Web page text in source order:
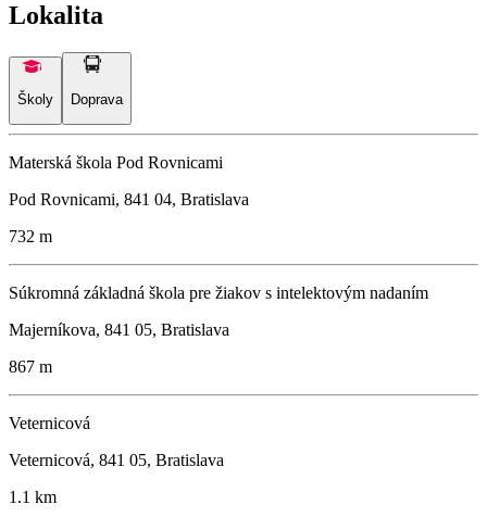
Lokalita
Školy Doprava
Materská škola Pod Rovnicami
Pod Rovnicami, 841 04, Bratislava
732 m
Súkromná základná škola pre žiakov s intelektovým nadaním
Majerníkova, 841 05, Bratislava
867 m
Veternicová
Veternicová, 841 05, Bratislava
1.1 km